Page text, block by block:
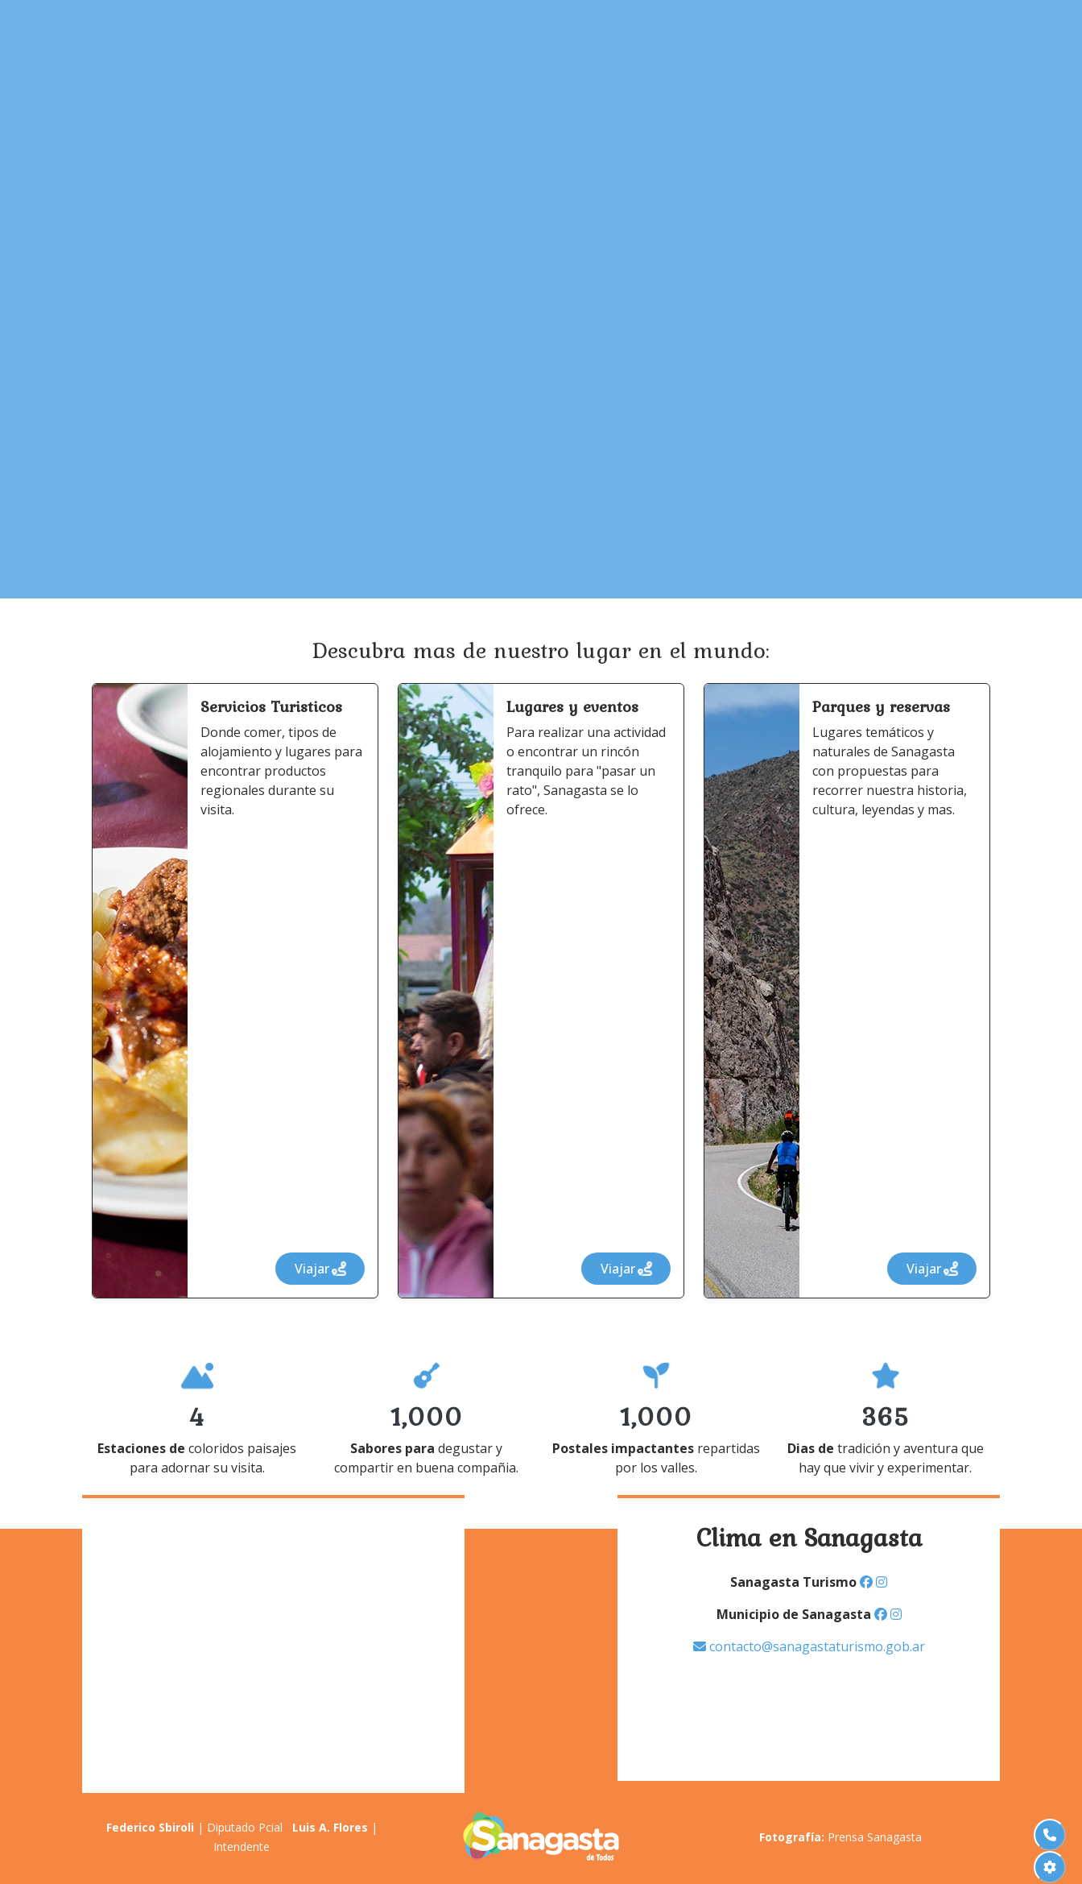
Descubra mas de nuestro lugar en el mundo:
Servicios Turisticos
Donde comer, tipos de
alojamiento y lugares para
encontrar productos
regionales durante su
visita.
Viajar
Lugares y eventos
Para realizar una actividad
o encontrar un rincón
tranquilo para "pasar un
rato", Sanagasta se lo
ofrece.
Viajar
Parques y reservas
Lugares temáticos y
naturales de Sanagasta
con propuestas para
recorrer nuestra historia,
cultura, leyendas y mas.
Viajar
4
Estaciones de coloridos paisajes
para adornar su visita.
1,000
Sabores para degustar y
compartir en buena compañia.
1,000
Postales impactantesrepartidas
por los valles.
365
Dias de tradición y aventura que
hay que vivir y experimentar.
Clima en Sanagasta
Sanagasta Turismo
Municipio de Sanagasta
contacto@sanagastaturismo.gob.ar
Federico Sbiroli | Diputado Pcial Luis A. Flores |
Intendente
Fotografía: Prensa Sanagasta